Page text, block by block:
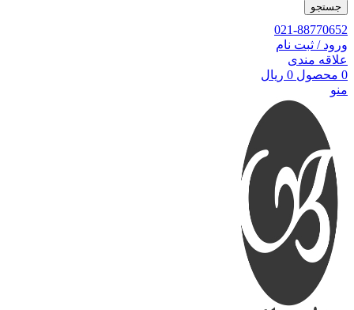
جستجو
021-88770652
ورود / ثبت نام
علاقه مندی
0 محصول 0 ریال
منو